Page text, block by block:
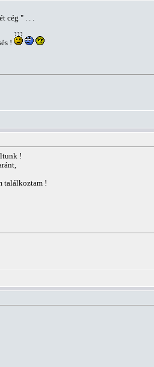
cég " . . .
!
!
találkoztam !